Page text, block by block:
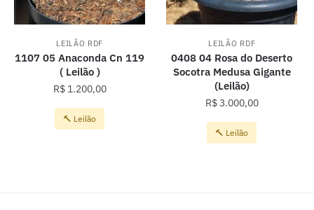
LEILÃO RDF
1107 05 Anaconda Cn 119
( Leilão )
R$1.200,00
🔨 Leilão
LEILÃO RDF
0408 04 Rosa do Deserto
Socotra Medusa Gigante
(Leilão)
R$3.000,00
🔨 Leilão